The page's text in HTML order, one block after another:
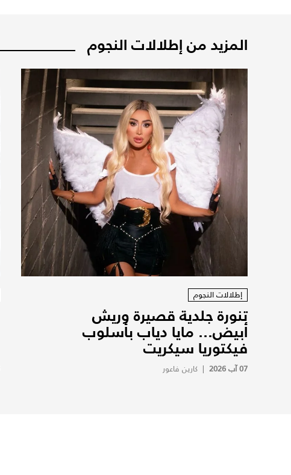
المزيد من إطلالات النجوم
إطلالات النجوم
تنورة جلدية قصيرة وريش
أبيض... مايا دياب بأسلوب
فيكتوريا سيكريت
07 آب 2026 | كارين فاعور